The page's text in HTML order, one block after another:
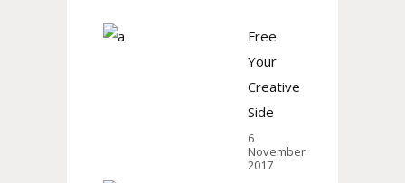
Free
Your
Creative
Side
6
November
2017